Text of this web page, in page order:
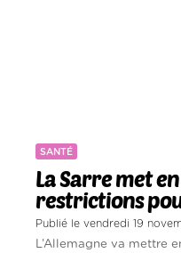
SANTÉ
La Sarre met
restrictions
Publié le vendredi 19
L’Allemagne va mettre